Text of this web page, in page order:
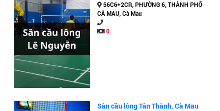
56C6+2CR, PHƯỜNG 6, THÀNH PHỐ
CÀ MAU, Cà Mau
0
Sân cầu lông Tân Thành, Cà Mau